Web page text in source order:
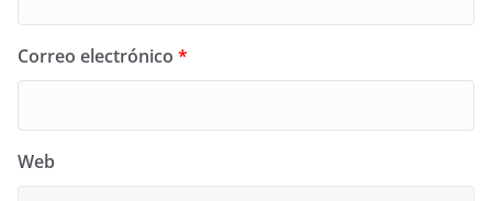
Correo electrónico *
Web